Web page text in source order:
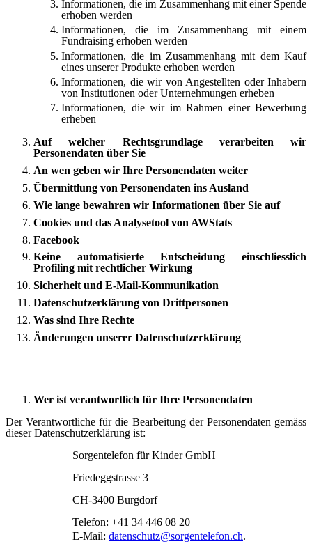
Informationen, die im Zusammenhang mit einer Spende
erhoben werden
Informationen, die im Zusammenhang mit einem
Fundraising erhoben werden
Informationen, die im Zusammenhang mit dem Kauf
eines unserer Produkte erhoben werden
Informationen, die wir von Angestellten oder Inhabern
von Institutionen oder Unternehmungen erheben
Informationen, die wir im Rahmen einer Bewerbung
erheben
Auf welcher Rechtsgrundlage verarbeiten wir
Personendaten über Sie
An wen geben wir Ihre Personendaten weiter
Übermittlung von Personendaten ins Ausland
Wie lange bewahren wir Informationen über Sie auf
Cookies und das Analysetool von AWStats
Facebook
Keine automatisierte Entscheidung einschliesslich
Profiling mit rechtlicher Wirkung
Sicherheit und E-Mail-Kommunikation
Datenschutzerklärung von Drittpersonen
Was sind Ihre Rechte
Änderungen unserer Datenschutzerklärung
Wer ist verantwortlich für Ihre Personendaten
Der Verantwortliche für die Bearbeitung der Personendaten gemäss
dieser Datenschutzerklärung ist:
Sorgentelefon für Kinder GmbH
Friedeggstrasse 3
CH-3400 Burgdorf
Telefon: +41 34 446 08 20
E-Mail: datenschutz​@​sorgentelefon.ch.